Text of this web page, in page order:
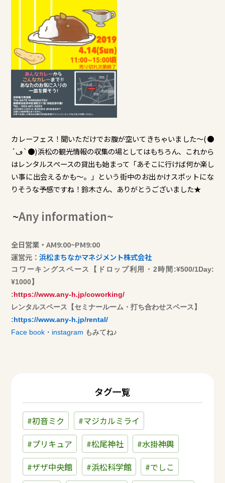
カレーフェス！聞いただけでお腹が空いてきちゃいました～(●
´ڡ`●)浜松の観光情報の収集の場としてはもちろん、これから
はレンタルスぺースの貸出も始まって「あそこに行けば何か楽し
い事に出会えるかも～。」という街中のお出かけスポットにな
りそうな予感ですね！鈴木さん、ありがとうございました★
~Any information~
全日営業・AM9:00~PM9:00
運営元：浜松まちなかマネジメント株式会社
コワーキングスペース【ドロップ利用・2時間:¥500/1Day:
¥1000】
:https://www.any-h.jp/coworking/
​レンタルスペース【セミナールーム・打ち合わせスペース】
:https://www.any-h.jp/rental/
Face book ・ instagram もみてね♪
タグ一覧
#初音ミク
#マジカルミライ
#プリキュア
#松尾神社
#水掛神輿
#ザザ中央館
#浜松科学館
#でしこ